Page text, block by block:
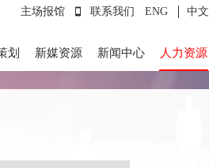
主场报馆 联系我们 ENG 中文
划 新媒资源 新闻中心 人力资源